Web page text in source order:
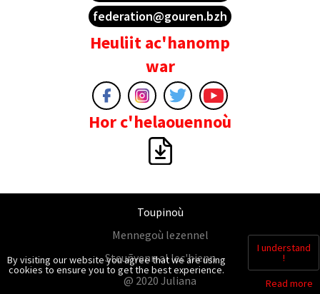
federation@gouren.bzh
Heuliit ac'hanomp
war
Hor c'helaouennoù
Toupinoù
Mennegoù lezennel
Steuñvenn al lec'hienn
@ 2020 Juliana
By visiting our website you agree that we are using
cookies to ensure you to get the best experience.
I understand
!
Read more